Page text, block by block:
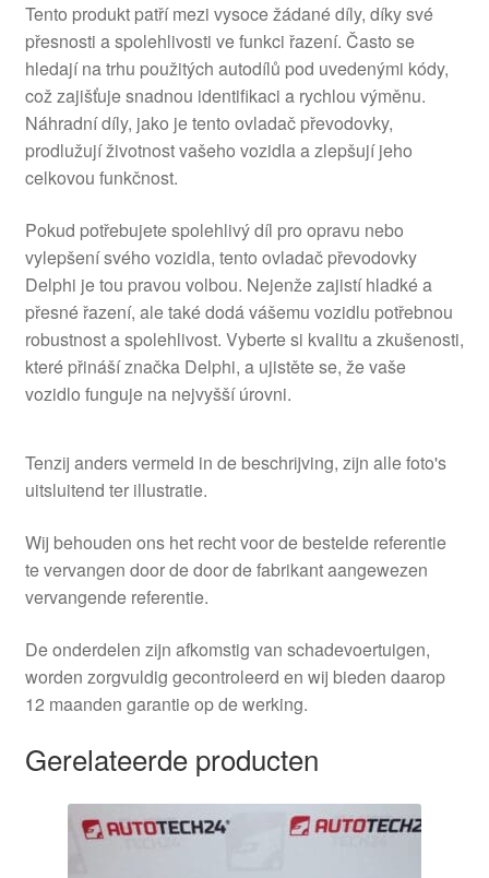
Tento produkt patří mezi vysoce žádané díly, díky své
přesnosti a spolehlivosti ve funkci řazení. Často se
hledají na trhu použitých autodílů pod uvedenými kódy,
což zajišťuje snadnou identifikaci a rychlou výměnu.
Náhradní díly, jako je tento ovladač převodovky,
prodlužují životnost vašeho vozidla a zlepšují jeho
celkovou funkčnost.
Pokud potřebujete spolehlivý díl pro opravu nebo
vylepšení svého vozidla, tento ovladač převodovky
Delphi je tou pravou volbou. Nejenže zajistí hladké a
přesné řazení, ale také dodá vášemu vozidlu potřebnou
robustnost a spolehlivost. Vyberte si kvalitu a zkušenosti,
které přináší značka Delphi, a ujistěte se, že vaše
vozidlo funguje na nejvyšší úrovni.
Tenzij anders vermeld in de beschrijving, zijn alle foto's
uitsluitend ter illustratie.
Wij behouden ons het recht voor de bestelde referentie
te vervangen door de door de fabrikant aangewezen
vervangende referentie.
De onderdelen zijn afkomstig van schadevoertuigen,
worden zorgvuldig gecontroleerd en wij bieden daarop
12 maanden garantie op de werking.
Gerelateerde producten